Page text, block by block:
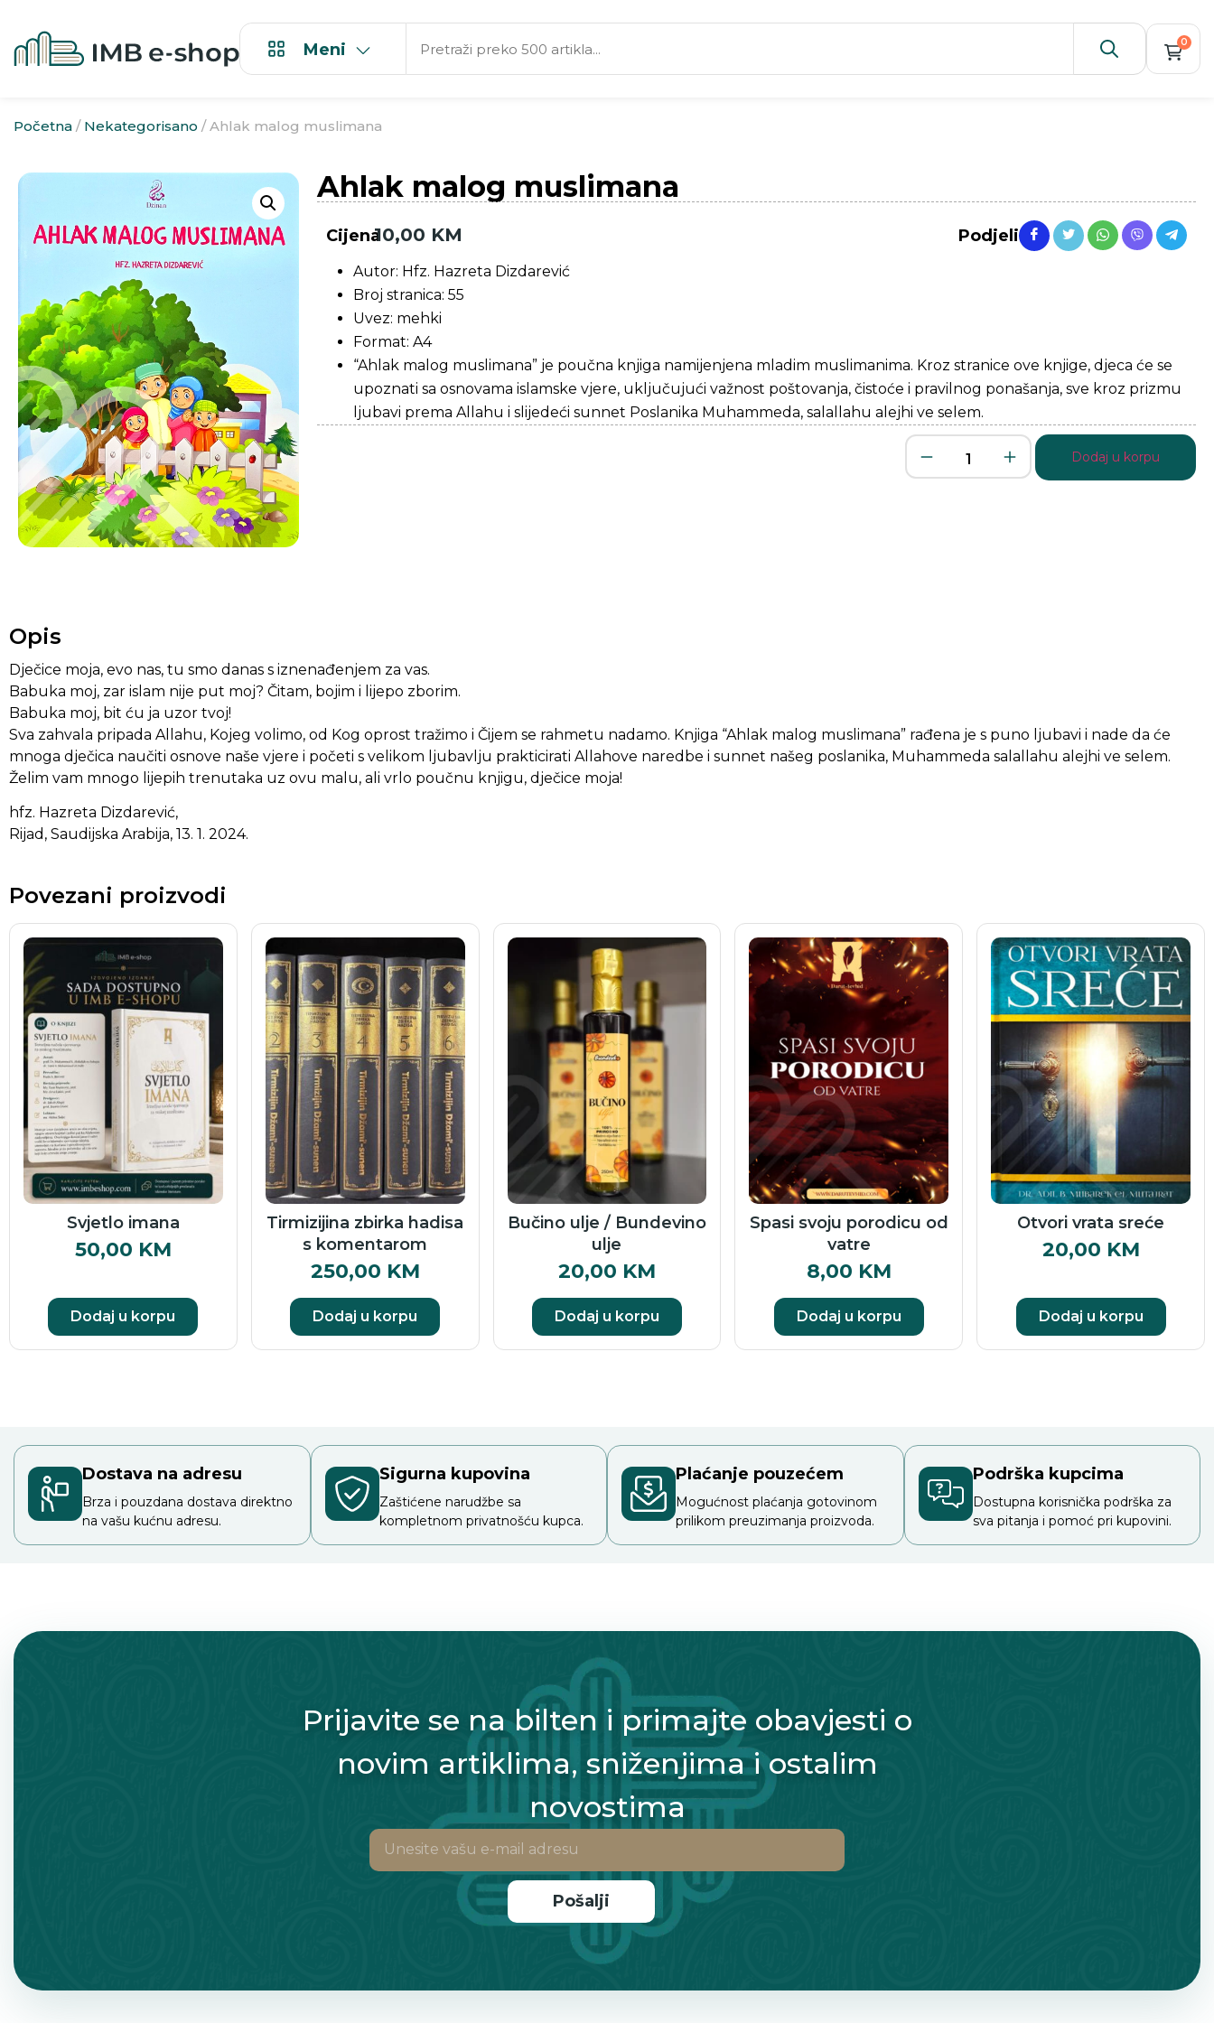
Meni 0
Početna / Nekategorisano / Ahlak malog muslimana
Ahlak malog muslimana
Cijena10,00 KM Podjeli
Autor: Hfz. Hazreta Dizdarević
Broj stranica: 55
Uvez: mehki
Format: A4
“Ahlak malog muslimana” je poučna knjiga namijenjena mladim muslimanima. Kroz stranice ove knjige, djeca će se
upoznati sa osnovama islamske vjere, uključujući važnost poštovanja, čistoće i pravilnog ponašanja, sve kroz prizmu
ljubavi prema Allahu i slijedeći sunnet Poslanika Muhammeda, salallahu alejhi ve selem.
Dodaj u korpu
Opis
Dječice moja, evo nas, tu smo danas s iznenađenjem za vas.
Babuka moj, zar islam nije put moj? Čitam, bojim i lijepo zborim.
Babuka moj, bit ću ja uzor tvoj!
Sva zahvala pripada Allahu, Kojeg volimo, od Kog oprost tražimo i Čijem se rahmetu nadamo. Knjiga “Ahlak malog muslimana” rađena je s puno ljubavi i nade da će
mnoga dječica naučiti osnove naše vjere i početi s velikom ljubavlju prakticirati Allahove naredbe i sunnet našeg poslanika, Muhammeda salallahu alejhi ve selem.
Želim vam mnogo lijepih trenutaka uz ovu malu, ali vrlo poučnu knjigu, dječice moja!
hfz. Hazreta Dizdarević,
Rijad, Saudijska Arabija, 13. 1. 2024.
Povezani proizvodi
Svjetlo imana
50,00 KM
Dodaj u korpu
Tirmizijina zbirka hadisa
s komentarom
250,00 KM
Dodaj u korpu
Bučino ulje / Bundevino
ulje
20,00 KM
Dodaj u korpu
Spasi svoju porodicu od
vatre
8,00 KM
Dodaj u korpu
Otvori vrata sreće
20,00 KM
Dodaj u korpu
Dostava na adresu
Brza i pouzdana dostava direktno
na vašu kućnu adresu.
Sigurna kupovina
Zaštićene narudžbe sa
kompletnom privatnošću kupca.
Plaćanje pouzećem
Mogućnost plaćanja gotovinom
prilikom preuzimanja proizvoda.
Podrška kupcima
Dostupna korisnička podrška za
sva pitanja i pomoć pri kupovini.
Prijavite se na bilten i primajte obavjesti o
novim artiklima, sniženjima i ostalim
novostima
Pošalji